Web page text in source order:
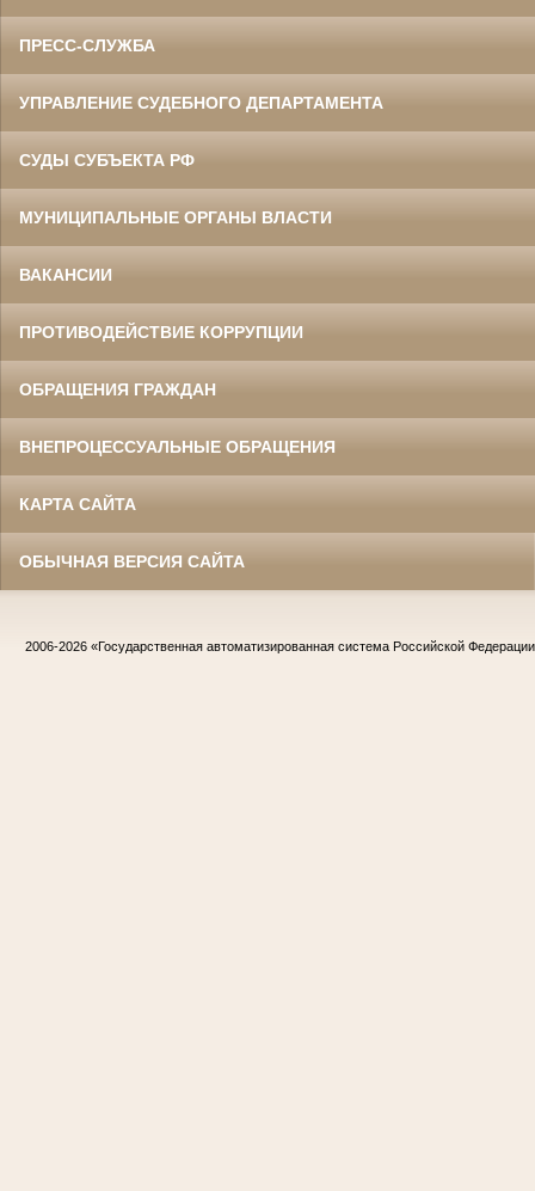
ПРЕСС-СЛУЖБА
УПРАВЛЕНИЕ СУДЕБНОГО ДЕПАРТАМЕНТА
СУДЫ СУБЪЕКТА РФ
МУНИЦИПАЛЬНЫЕ ОРГАНЫ ВЛАСТИ
ВАКАНСИИ
ПРОТИВОДЕЙСТВИЕ КОРРУПЦИИ
ОБРАЩЕНИЯ ГРАЖДАН
ВНЕПРОЦЕССУАЛЬНЫЕ ОБРАЩЕНИЯ
КАРТА САЙТА
ОБЫЧНАЯ ВЕРСИЯ САЙТА
2006-2026 «Государственная автоматизированная система Российской